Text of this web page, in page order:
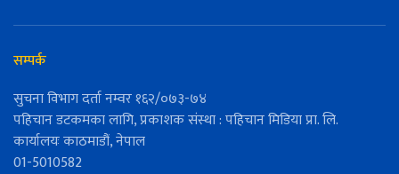
सम्पर्क
सुचना विभाग दर्ता नम्वर १६२/०७३-७४
पहिचान डटकमका लागि, प्रकाशक संस्था : पहिचान मिडिया प्रा. लि.
कार्यालयः काठमाडौं, नेपाल
01-5010582